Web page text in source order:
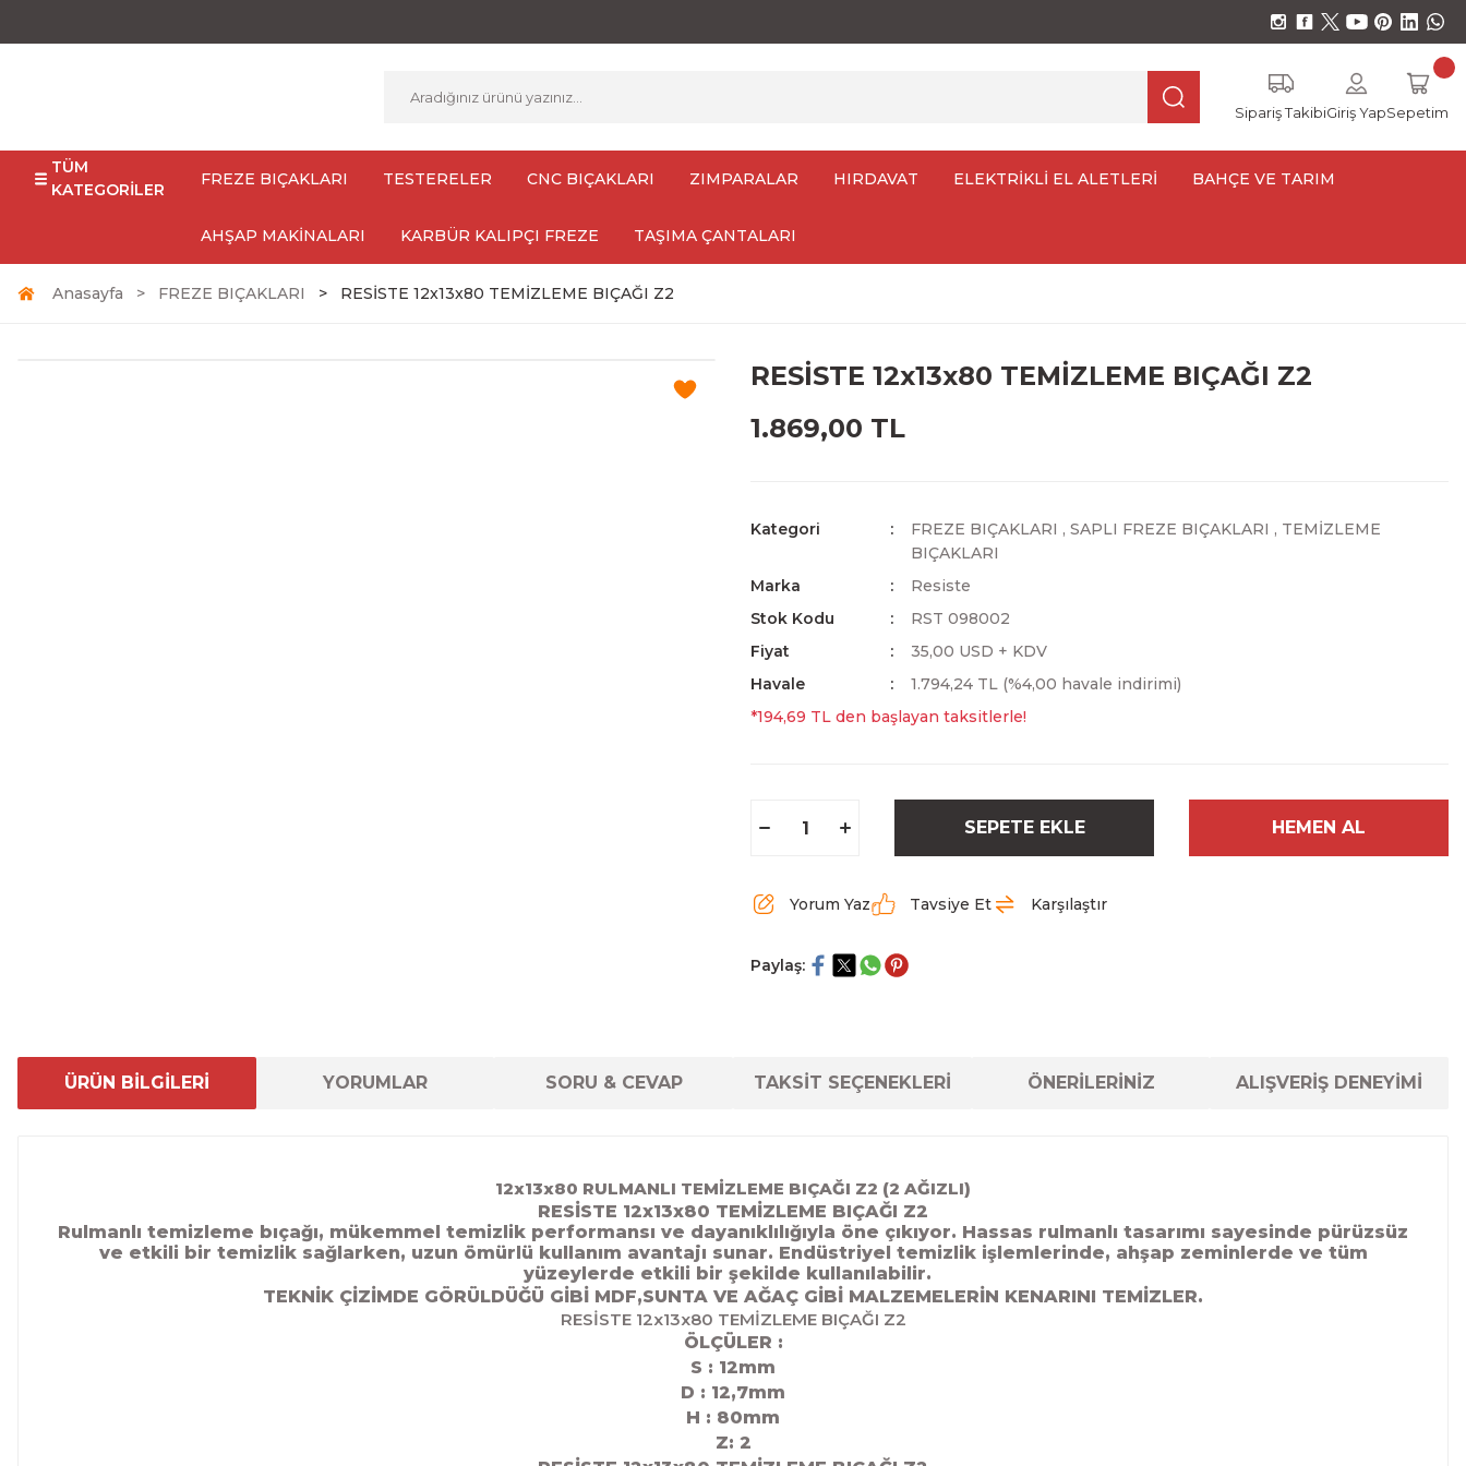
Sipariş TakibiGiriş YapSepetim
TÜM
KATEGORİLER
FREZE BIÇAKLARI TESTERELER CNC BIÇAKLARI ZIMPARALAR HIRDAVAT ELEKTRİKLİ EL ALETLERİ BAHÇE VE TARIM
AHŞAP MAKİNALARI KARBÜR KALIPÇI FREZE TAŞIMA ÇANTALARI
Anasayfa FREZE BIÇAKLARI RESİSTE 12x13x80 TEMİZLEME BIÇAĞI Z2
RESİSTE 12x13x80 TEMİZLEME BIÇAĞI Z2
1.869,00 TL
Kategori FREZE BIÇAKLARI , SAPLI FREZE BIÇAKLARI , TEMİZLEME
BIÇAKLARI
Marka
Resiste
Stok Kodu
RST 098002
Fiyat
35,00 USD + KDV
Havale
1.794,24 TL (%4,00 havale indirimi)
*194,69 TL den başlayan taksitlerle!
SEPETE EKLE HEMEN AL
Yorum Yaz Tavsiye Et Karşılaştır
Paylaş:
ÜRÜN BİLGİLERİ YORUMLAR SORU & CEVAP TAKSİT SEÇENEKLERİ ÖNERİLERİNİZ ALIŞVERİŞ DENEYİMİ
12x13x80 RULMANLI TEMİZLEME BIÇAĞI Z2 (2 AĞIZLI)
RESİSTE 12x13x80 TEMİZLEME BIÇAĞI Z2
Rulmanlı temizleme bıçağı, mükemmel temizlik performansı ve dayanıklılığıyla öne çıkıyor. Hassas rulmanlı tasarımı sayesinde pürüzsüz
ve etkili bir temizlik sağlarken, uzun ömürlü kullanım avantajı sunar. Endüstriyel temizlik işlemlerinde, ahşap zeminlerde ve tüm
yüzeylerde etkili bir şekilde kullanılabilir.
TEKNİK ÇİZİMDE GÖRÜLDÜĞÜ GİBİ MDF,SUNTA VE AĞAÇ GİBİ MALZEMELERİN KENARINI TEMİZLER.
RESİSTE 12x13x80 TEMİZLEME BIÇAĞI Z2
ÖLÇÜLER :
S : 12mm
D : 12,7mm
H : 80mm
Z: 2